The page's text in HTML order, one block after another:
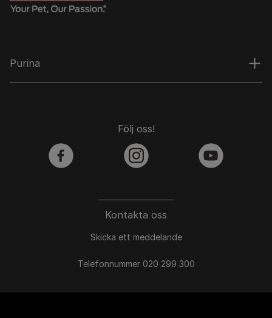
Purina
Kontakta oss
Skicka ett meddelande
Telefonnummer 020 299 300
Följ oss!
facebook instagram youtube